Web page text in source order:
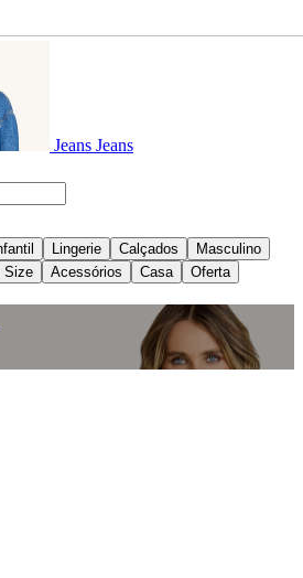
Jeans Jeans
Lingerie Calçados
Masculino
Size Acessórios Casa Oferta